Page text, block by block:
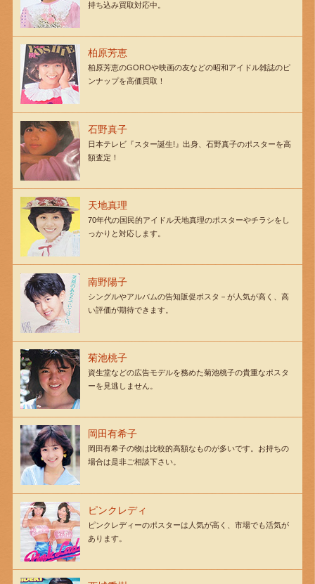
持ち込み買取対応中。
柏原芳恵
柏原芳恵のGOROや映画の友などの昭和アイドル雑誌のピ
ンナップを高価買取！
石野真子
日本テレビ『スター誕生!』出身、石野真子のポスターを高
額査定！
天地真理
70年代の国民的アイドル天地真理のポスターやチラシをし
っかりと対応します。
南野陽子
シングルやアルバムの告知販促ポスタ－が人気が高く、高
い評価が期待できます。
菊池桃子
資生堂などの広告モデルを務めた菊池桃子の貴重なポスタ
ーを見逃しません。
岡田有希子
岡田有希子の物は比較的高額なものが多いです。お持ちの
場合は是非ご相談下さい。
ピンクレディ
ピンクレディーのポスターは人気が高く、市場でも活気が
あります。